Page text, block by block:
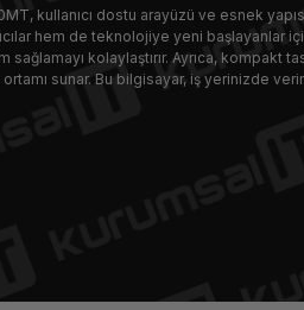
kullanıcı dostu arayüzü ve esnek
hem de teknolojiye yeni başlayanlar
sağlamayı kolaylaştırır. Ayrıca, kompakt
ortamı sunar. Bu bilgisayar, iş yerinizde